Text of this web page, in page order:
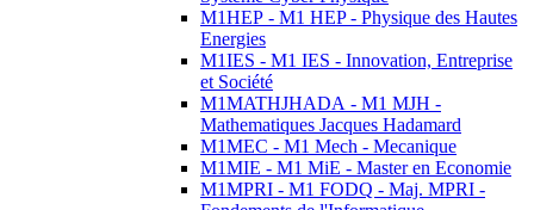
M1HEP - M1 HEP - Physique des Hautes
Energies
M1IES - M1 IES - Innovation, Entreprise
et Société
M1MATHJHADA - M1 MJH -
Mathematiques Jacques Hadamard
M1MEC - M1 Mech - Mecanique
M1MIE - M1 MiE - Master en Economie
M1MPRI - M1 FODQ - Maj. MPRI -